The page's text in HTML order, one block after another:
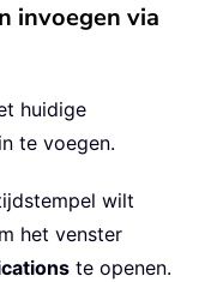
invoegen via
huidige
te voegen.
wilt
het venster
te openen.